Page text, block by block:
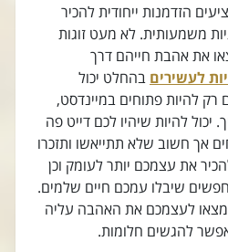
הזדמנות ייחודית להכיר
משמעותית. לא מעט זוגות
את אהבת חייהם דרך
לעשירים בהחלט יכול
להיות פתוחים במיינדסט,
יכול להיות שיהיו לכם דייט פה
אך חשוב שלא תתייאשו ותזכרו
את עצמכם יותר לעומק וכן
שיבלו עמכם חיים שלמים.
לעצמכם את האהבה עליה
להגשים חלומות.